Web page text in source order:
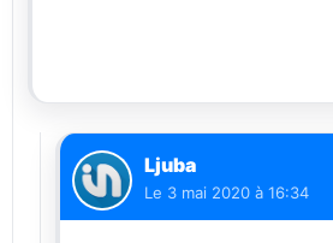
Ljuba
Le 3 mai 2020 à 16:34